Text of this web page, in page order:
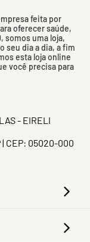
feita por
oferecer saúde,
somos uma loja,
seu dia a dia, a fim
esta loja online
você precisa para
- EIRELI
| CEP: 05020-000